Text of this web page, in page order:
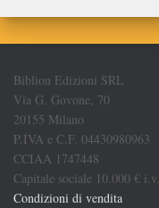
Biblion Edizioni SRL
Via G. Govone, 70
20155 Milano
P.IVA e C.F. 04430980963
CCIAA 1747448
Capitale sociale 10.000 € i.v.
Condizioni di vendita